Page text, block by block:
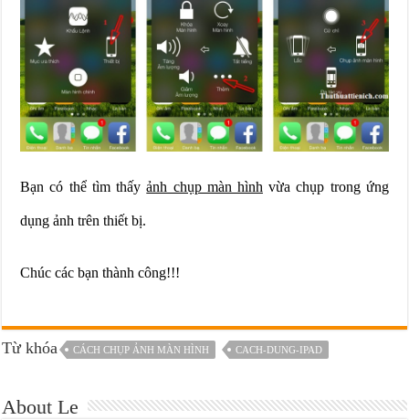
Bạn có thể tìm thấyảnh chụp màn hình vừa chụp trong ứng
dụng ảnh trên thiết bị.
Chúc các bạn thành công!!!
Từ khóa CÁCH CHỤP ẢNH MÀN HÌNH CACH-DUNG-IPAD
About Le